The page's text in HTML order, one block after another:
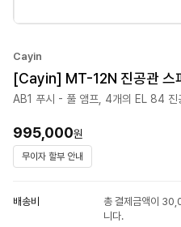
Cayin
[Cayin] MT-12N 진공관 스
AB1 푸시 - 풀 앰프, 4개의 EL 84 진
995,000원
무이자 할부 안내
배송비
총 결제금액이
니다.